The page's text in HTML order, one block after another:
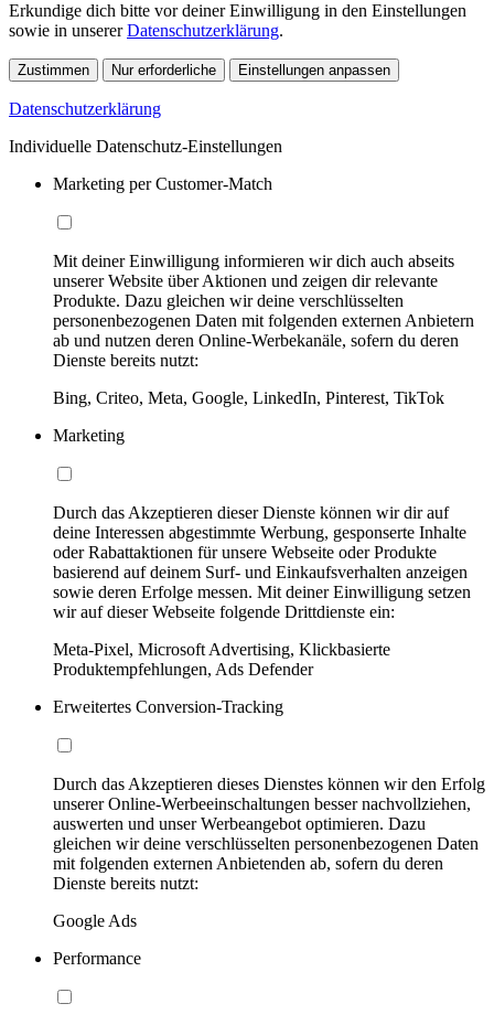
Erkundige dich bitte vor deiner Einwilligung in den Einstellungen
sowie in unsererDatenschutzerklärung.
Zustimmen Nur erforderliche Einstellungen anpassen
Datenschutzerklärung
Individuelle Datenschutz-Einstellungen
Marketing per Customer-Match
Mit deiner Einwilligung informieren wir dich auch abseits
unserer Website über Aktionen und zeigen dir relevante
Produkte. Dazu gleichen wir deine verschlüsselten
personenbezogenen Daten mit folgenden externen Anbietern
ab und nutzen deren Online-Werbekanäle, sofern du deren
Dienste bereits nutzt:
Bing, Criteo, Meta, Google, LinkedIn, Pinterest, TikTok
Marketing
Durch das Akzeptieren dieser Dienste können wir dir auf
deine Interessen abgestimmte Werbung, gesponserte Inhalte
oder Rabattaktionen für unsere Webseite oder Produkte
basierend auf deinem Surf- und Einkaufsverhalten anzeigen
sowie deren Erfolge messen. Mit deiner Einwilligung setzen
wir auf dieser Webseite folgende Drittdienste ein:
Meta-Pixel, Microsoft Advertising, Klickbasierte
Produktempfehlungen, Ads Defender
Erweitertes Conversion-Tracking
Durch das Akzeptieren dieses Dienstes können wir den Erfolg
unserer Online-Werbeeinschaltungen besser nachvollziehen,
auswerten und unser Werbeangebot optimieren. Dazu
gleichen wir deine verschlüsselten personenbezogenen Daten
mit folgenden externen Anbietenden ab, sofern du deren
Dienste bereits nutzt:
Google Ads
Performance